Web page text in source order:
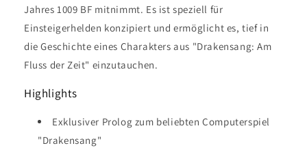
Jahres 1009 BF mitnimmt. Es ist speziell für
Einsteigerhelden konzipiert und ermöglicht es, tief in
die Geschichte eines Charakters aus "Drakensang: Am
Fluss der Zeit" einzutauchen.
Highlights
Exklusiver Prolog zum beliebten Computerspiel
"Drakensang"